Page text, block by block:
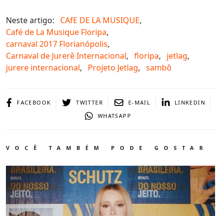
Neste artigo: CAfE DE LA MUSIQUE,
Café de La Musique Floripa,
carnaval 2017 Florianópolis,
Carnaval de Jurerê Internacional, floripa, jetlag,
jurere internacional, Projeto Jetlag, sambô
FACEBOOK TWITTER E-MAIL
LINKEDIN
WHATSAPP
VOCÊ TAMBÉM PODE GOSTAR